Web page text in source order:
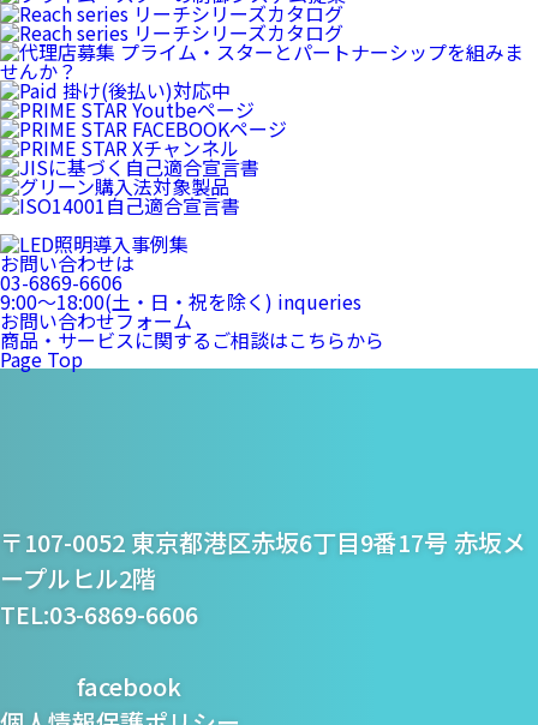
お問い合わせは
03-6869-6606
9:00〜18:00(土・日・祝を除く) inqueries
お問い合わせフォーム
商品・サービスに関するご相談はこちらから
Page Top
プライム・スター株式
会社
〒107-0052 東京都港区赤坂6丁目9番17号 赤坂メ
ープルヒル2階
TEL:03-6869-6606
facebook